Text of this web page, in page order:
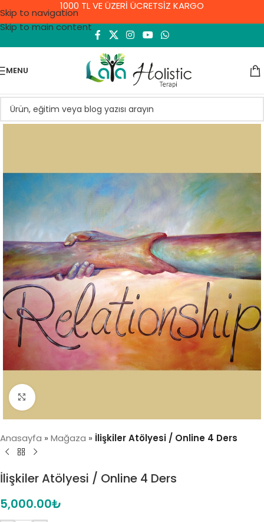
Skip to navigation
Skip to main content
1000 TL VE ÜZERİ ÜCRETSİZ KARGO
MENU
Click to enlarge
Anasayfa » Mağaza » İlişkiler Atölyesi / Online 4 Ders
İlişkiler Atölyesi / Online 4 Ders
5,000.00₺